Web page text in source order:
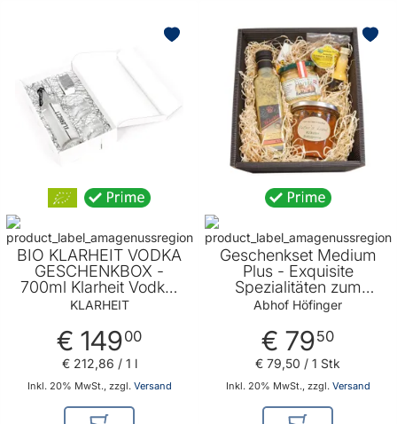
BIO KLARHEIT VODKA
GESCHENKBOX -
700ml Klarheit Vodka,
2 stylische Gläser und
KLARHEIT
€ 14900
Inkl. 20% MwSt., zzgl. Versand
€ 212,86 / 1 l
Geschenkset Medium
Plus - Exquisite
Spezialitäten zum
Genießen und ein
besonderes Präsent für
jede Gelegenheit von
Abhof Höfinger
Abhof Höfinger
€ 7950
Inkl. 20% MwSt., zzgl. Versand
€ 79,50 / 1 Stk